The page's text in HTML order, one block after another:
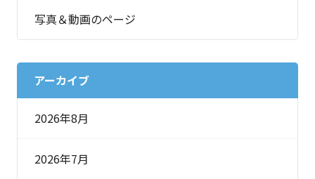
写真＆動画のページ
アーカイブ
2026年8月
2026年7月